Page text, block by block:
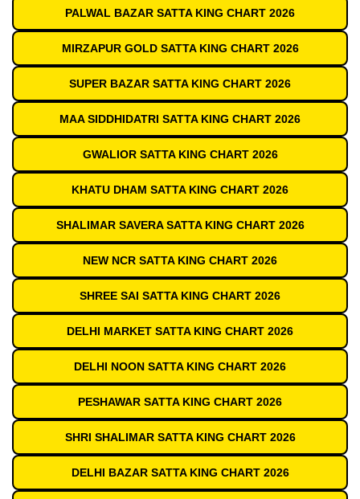
PALWAL BAZAR SATTA KING CHART 2026
MIRZAPUR GOLD SATTA KING CHART 2026
SUPER BAZAR SATTA KING CHART 2026
MAA SIDDHIDATRI SATTA KING CHART 2026
GWALIOR SATTA KING CHART 2026
KHATU DHAM SATTA KING CHART 2026
SHALIMAR SAVERA SATTA KING CHART 2026
NEW NCR SATTA KING CHART 2026
SHREE SAI SATTA KING CHART 2026
DELHI MARKET SATTA KING CHART 2026
DELHI NOON SATTA KING CHART 2026
PESHAWAR SATTA KING CHART 2026
SHRI SHALIMAR SATTA KING CHART 2026
DELHI BAZAR SATTA KING CHART 2026